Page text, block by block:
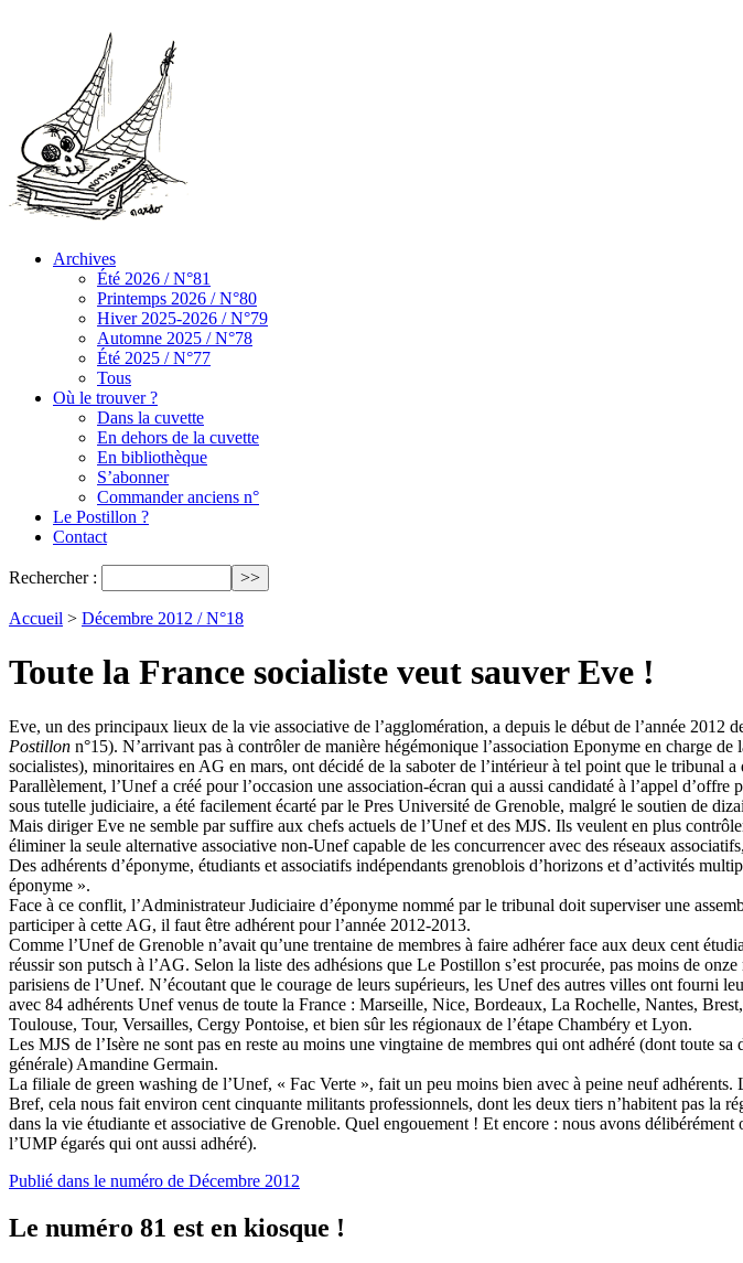
Archives
Été 2026 / N°81
Printemps 2026 / N°80
Hiver 2025-2026 / N°79
Automne 2025 / N°78
Été 2025 / N°77
Tous
Où le trouver ?
Dans la cuvette
En dehors de la cuvette
En bibliothèque
S’abonner
Commander anciens n°
Le Postillon ?
Contact
Rechercher :
Accueil > Décembre 2012 / N°18
Toute la France socialiste veut sauver Eve !
Eve, un des principaux lieux de la vie associative de l’agglomération, a depuis le début de l’année 2012
Postillon n°15). N’arrivant pas à contrôler de manière hégémonique l’association Eponyme en charge
socialistes), minoritaires en AG en mars, ont décidé de la saboter de l’intérieur à tel point que le
Parallèlement, l’Unef a créé pour l’occasion une association-écran qui a aussi candidaté à l’appel
sous tutelle judiciaire, a été facilement écarté par le Pres Université de Grenoble, malgré le soutien de
Mais diriger Eve ne semble par suffire aux chefs actuels de l’Unef et des MJS. Ils veulent en plus
éliminer la seule alternative associative non-Unef capable de les concurrencer avec des réseaux
Des adhérents d’éponyme, étudiants et associatifs indépendants grenoblois d’horizons et d’activités
éponyme ».
Face à ce conflit, l’Administrateur Judiciaire d’éponyme nommé par le tribunal doit superviser une
participer à cette AG, il faut être adhérent pour l’année 2012-2013.
Comme l’Unef de Grenoble n’avait qu’une trentaine de membres à faire adhérer face aux deux cent
réussir son putsch à l’AG. Selon la liste des adhésions que Le Postillon s’est procurée, pas moins de
parisiens de l’Unef. N’écoutant que le courage de leurs supérieurs, les Unef des autres villes ont fourni
avec 84 adhérents Unef venus de toute la France : Marseille, Nice, Bordeaux, La Rochelle, Nantes,
Toulouse, Tour, Versailles, Cergy Pontoise, et bien sûr les régionaux de l’étape Chambéry et Lyon.
Les MJS de l’Isère ne sont pas en reste au moins une vingtaine de membres qui ont adhéré (dont toute
générale) Amandine Germain.
La filiale de green washing de l’Unef, « Fac Verte », fait un peu moins bien avec à peine neuf
Bref, cela nous fait environ cent cinquante militants professionnels, dont les deux tiers n’habitent pas
dans la vie étudiante et associative de Grenoble. Quel engouement ! Et encore : nous avons
l’UMP égarés qui ont aussi adhéré).
Publié dans le numéro de Décembre 2012
Le numéro 81 est en kiosque !